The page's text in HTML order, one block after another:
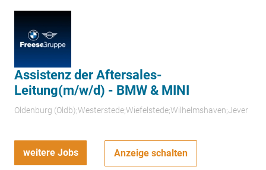
Assistenz der Aftersales-
Leitung(m/w/d) - BMW & MINI
Oldenburg (Oldb);Westerstede;Wiefelstede;Wilhelmshaven;Jever
weitere Jobs Anzeige schalten